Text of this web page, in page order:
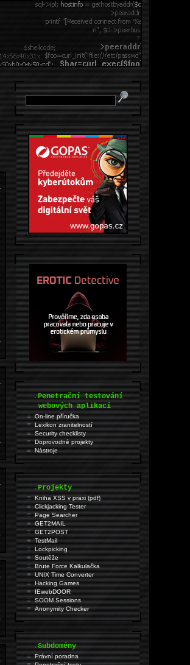
.Penetrační testování
webových aplikací
On-line příručka
Lexikon zranitelností
Security checklisty
Doprovodné projekty
Nástroje
.Projekty
Kniha XSS v praxi (pdf)
Clickjacking Tester
Page Searcher
GET2MAIL
GET2POST
TestMail
Lockpicking
Soutěže
Brute Force Kalkulačka
UNIX Time Converter
Hacking Games
IEwebDOOR
SOOM Sessions
Anonymity Checker
.Subdomény
Právní poradna